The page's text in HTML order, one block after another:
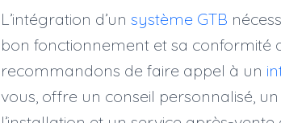
L’intégration d’un système GTB
bon fonctionnement et sa conformité
recommandons de faire appel à un
vous, offre un conseil personnalisé, un